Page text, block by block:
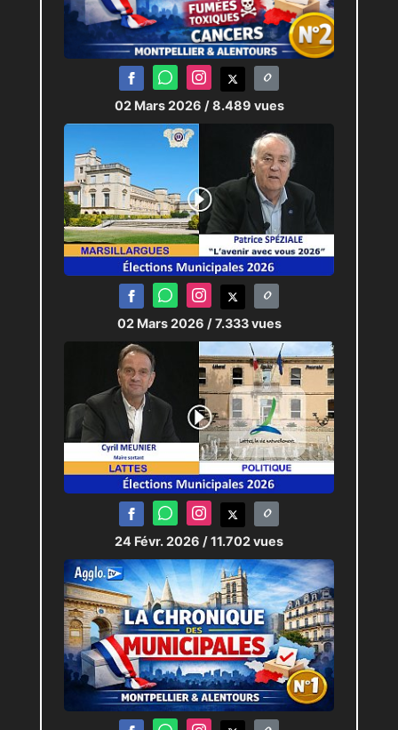
02 Mars 2026 / 8.489 vues
02 Mars 2026 / 7.333 vues
24 Févr. 2026 / 11.702 vues